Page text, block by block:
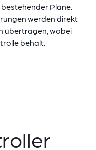
Pläne.
werden direkt
übertragen, wobei
behält.